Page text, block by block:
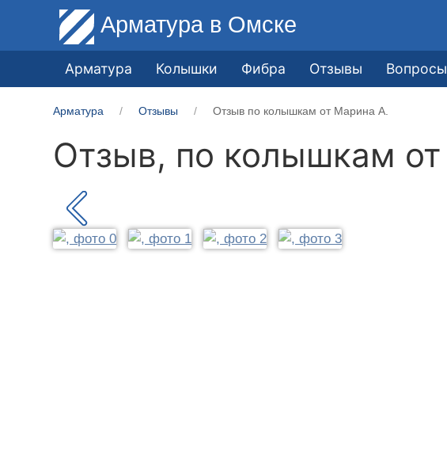
Арматура в Омске
Арматура Колышки Фибра Отзывы Вопросы
Арматура Отзывы Отзыв по колышкам от Марина А.
Отзыв, по колышкам от